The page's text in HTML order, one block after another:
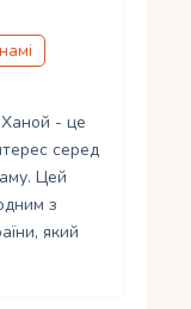
- це
серед
Цей
з
який